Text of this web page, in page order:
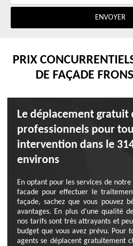
PRIX
DE FAÇADE
Le déplacement gratuit
professionnels pour
intervention dans le
environs
En optant pour les services de
facade pour effectuer le
façade, sachez que vous pouvez
avantages. En plus d’une qualité
nos tarifs sont très attrayants et
budget que vous avez prévu. Pour
agents se déplacent gratuitement